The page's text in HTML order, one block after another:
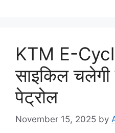
KTM E-
साइकिल
पेट्रोल
November 15, 2025 by